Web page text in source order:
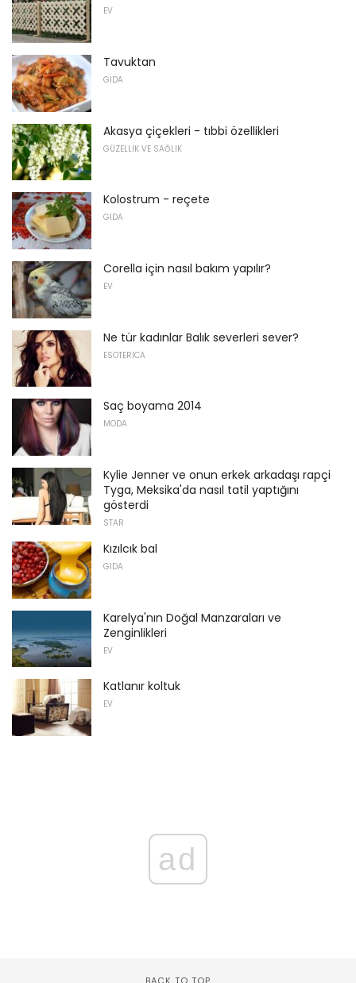
EV
Tavuktan
GIDA
Akasya çiçekleri - tıbbi özellikleri
GÜZELLIK VE SAĞLIK
Kolostrum - reçete
GIDA
Corella için nasıl bakım yapılır?
EV
Ne tür kadınlar Balık severleri sever?
ESOTERICA
Saç boyama 2014
MODA
Kylie Jenner ve onun erkek arkadaşı rapçi
Tyga, Meksika'da nasıl tatil yaptığını
gösterdi
STAR
Kızılcık bal
GIDA
Karelya'nın Doğal Manzaraları ve
Zenginlikleri
EV
Katlanır koltuk
EV
ad